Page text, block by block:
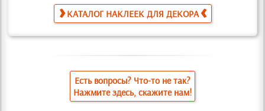
КАТАЛОГ НАКЛЕЕК ДЛЯ ДЕКОРА
Есть вопросы? Что-то не так?
Нажмите здесь, скажите нам!